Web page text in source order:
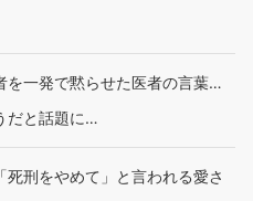
を一発で黙らせた医者の言葉…
だと話題に…
刑をやめて」と言われる愛さ